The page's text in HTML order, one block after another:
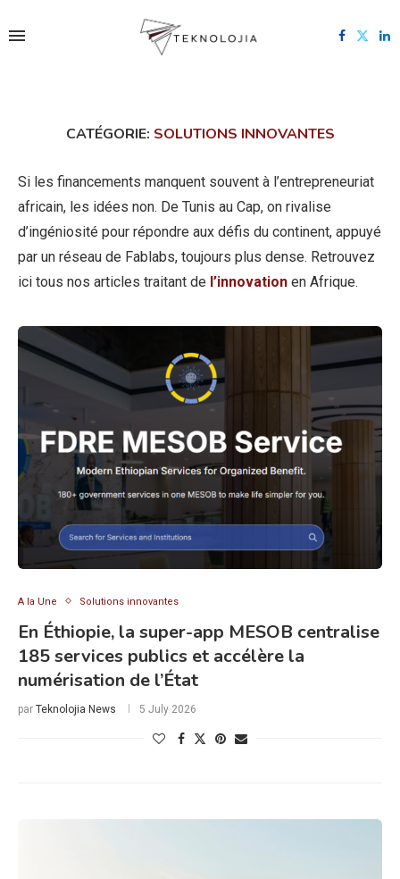
CATÉGORIE: SOLUTIONS INNOVANTES
Si les financements manquent souvent à l’entrepreneuriat
africain, les idées non. De Tunis au Cap, on rivalise
d’ingéniosité pour répondre aux défis du continent, appuyé
par un réseau de Fablabs, toujours plus dense. Retrouvez
ici tous nos articles traitant de l’innovation en Afrique.
A la Une Solutions innovantes
En Éthiopie, la super-app MESOB centralise
185 services publics et accélère la
numérisation de l’État
par Teknolojia News 5 July 2026